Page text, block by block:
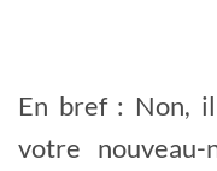
En bref : Non,
votre